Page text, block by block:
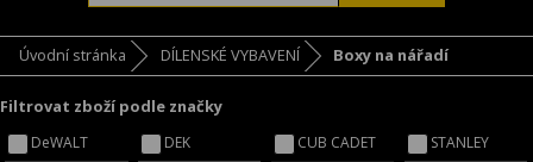
Úvodní stránka DÍLENSKÉ VYBAVENÍ Boxy na nářadí
Filtrovat zboží podle značky
DeWALT DEK CUB CADET STANLEY